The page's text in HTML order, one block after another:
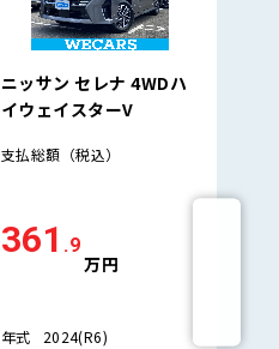
ニッサン セレナ 4WDハ
イウェイスターV
支払総額 （税込）
361 .9
万円
年式 2024(R6)